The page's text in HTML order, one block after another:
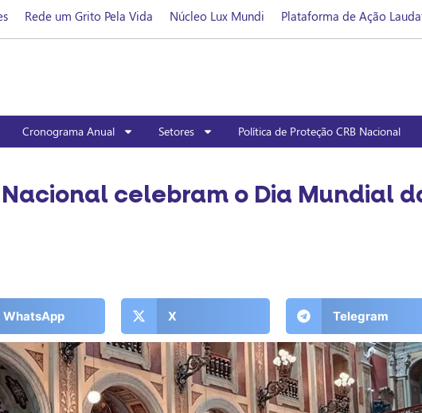
Rede um Grito Pela Vida Núcleo Lux Mundi Plataforma de Ação
Cronograma Anual Setores Política de Proteção CRB Nacional
Nacional celebram o Dia Mundial
WhatsApp X Telegram